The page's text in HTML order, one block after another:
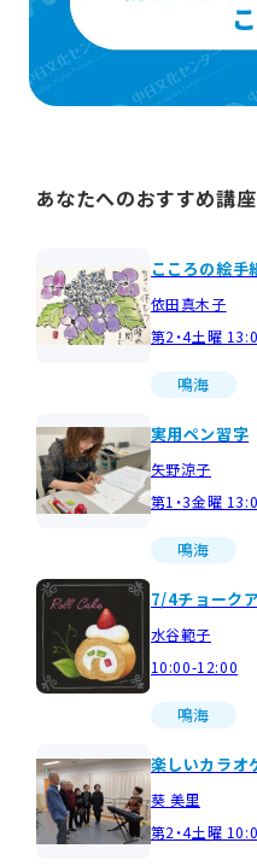
あなたへのおすすめ講座
こころの絵
依田真木子
第2・4土曜
鳴海
実用ペン習字
矢野涼子
第1・3金曜
鳴海
7/4チョーク
水谷範子
10:00-12:00
鳴海
楽しいカラオ
葵 美里
第2・4土曜